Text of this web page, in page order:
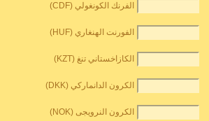
الفرنك الكونغولي (CDF)
الفورنت الهنغاري (HUF)
الكازاخستاني تنغ (KZT)
الكرون الدانماركي (DKK)
الكرون النرويجى (NOK)